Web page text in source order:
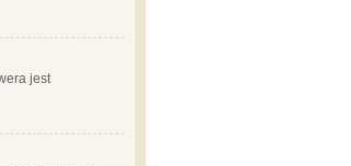
jest